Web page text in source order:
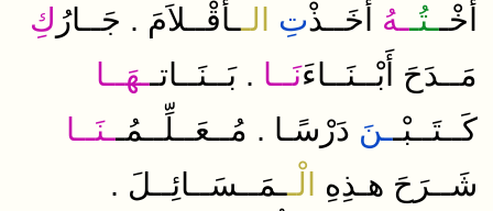
أُخْــتُــهُ أَخَــذْتِ الــأَقْــلاَمَ . جَــارُ كِ
مَــدَحَ أَبْــنَــاءَنَــا . بَــنَــاتــهَــا
كَــتَــبْــنَ دَرْسًـا . مُــعَــلِّــمُــنَــا
شَــرَحَ هـذِهِ الْــمَــسَــائِــلَ .